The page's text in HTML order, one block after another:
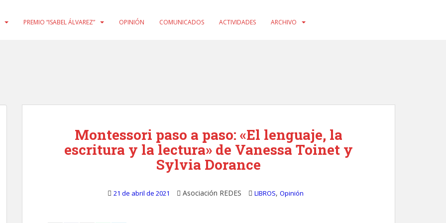
PREMIO “ISABEL ÁLVAREZ” OPINIÓN COMUNICADOS ACTIVIDADES ARCHIVO
Montessori paso a paso: «El lenguaje, la
escritura y la lectura» de Vanessa Toinet y
Sylvia Dorance
21 de abril de 2021 Asociación REDES LIBROS, Opinión